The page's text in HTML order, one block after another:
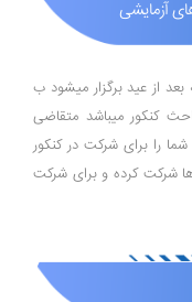
آزمایشی
از عید برگزار میشود ب
کنکور میباشد متقاضی
را برای شرکت در کنکور
شرکت کرده و برای شرکت